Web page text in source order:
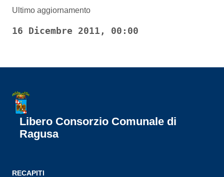
Ultimo aggiornamento
16 Dicembre 2011, 00:00
Libero Consorzio Comunale di
Ragusa
RECAPITI